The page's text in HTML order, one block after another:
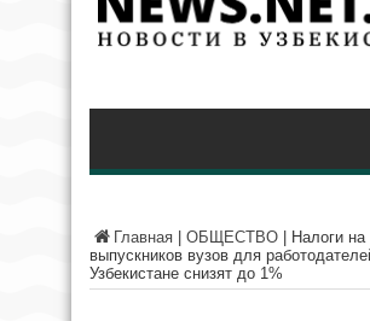
Главная ОБЩЕСТВО
Налоги на
выпускников вузов для
Узбекистане снизят до 1%